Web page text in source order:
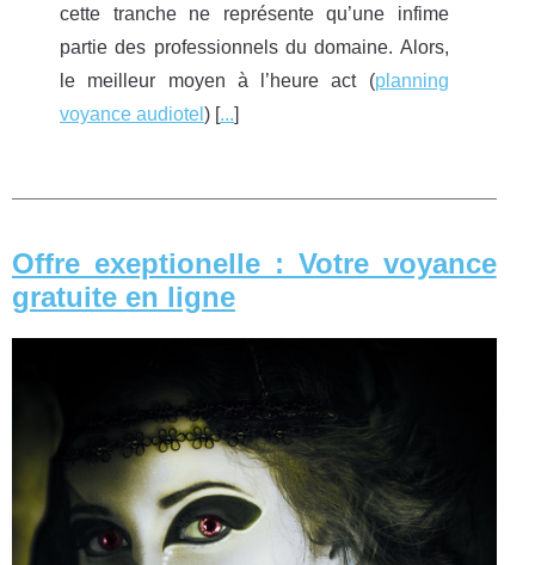
cette tranche ne représente qu’une infime
partie des professionnels du domaine. Alors,
le meilleur moyen à l’heure act (planning
voyance audiotel ) [...]
Offre exeptionelle : Votre voyance
gratuite en ligne